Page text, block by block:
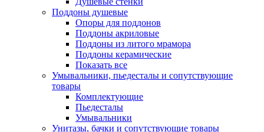
Поддоны душевые
Опоры для поддонов
Поддоны акриловые
Поддоны из литого мрамора
Поддоны керамические
Показать все
Умывальники, пьедесталы и сопутствующие
товары
Комплектующие
Пьедесталы
Умывальники
Унитазы, бачки и сопутствующие товары